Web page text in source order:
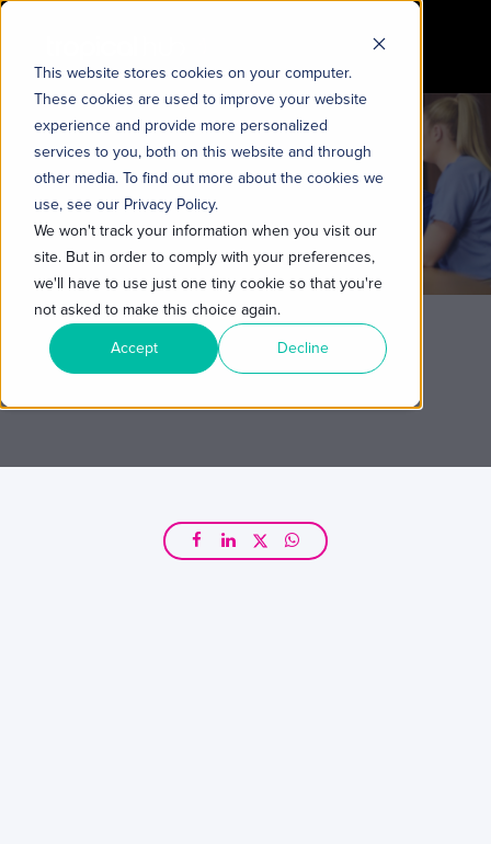
This website stores cookies on your computer.
These cookies are used to improve your website
experience and provide more personalized
services to you, both on this website and through
other media. To find out more about the cookies we
use, see our Privacy Policy.
We won't track your information when you visit our
site. But in order to comply with your preferences,
we'll have to use just one tiny cookie so that you're
not asked to make this choice again.
Accept Decline